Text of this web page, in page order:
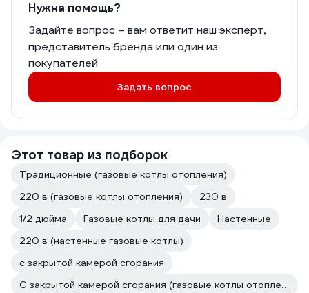
Нужна помощь?
Задайте вопрос – вам ответит наш эксперт,
представитель бренда или один из
покупателей
Задать вопрос
Этот товар из подборок
Традиционные (газовые котлы отопления)
220 в (газовые котлы отопления)
230 в
1/2 дюйма
Газовые котлы для дачи
Настенные
220 в (настенные газовые котлы)
с закрытой камерой сгорания
С закрытой камерой сгорания (газовые котлы отопления)